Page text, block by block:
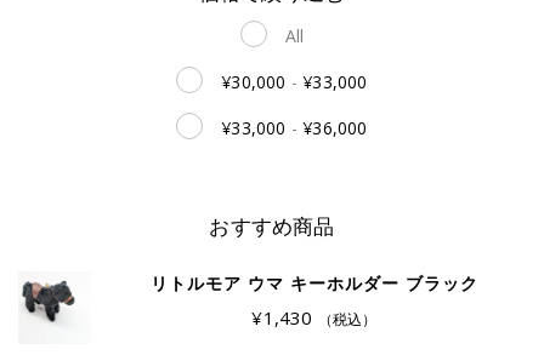
All
¥30,000 -¥33,000
¥33,000 -¥36,000
おすすめ商品
リトルモア ウマ キーホルダー ブラック
¥1,430 （税込）